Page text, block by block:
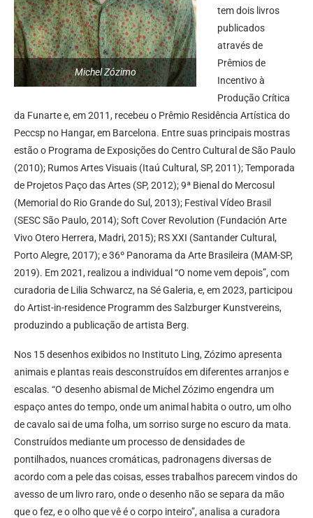
Michel Zózimo
tem dois livros
publicados
através de
Prêmios de
Incentivo à
Produção Crítica
da Funarte e, em 2011, recebeu o Prêmio Residência Artística do
Peccsp no Hangar, em Barcelona. Entre suas principais mostras
estão o Programa de Exposições do Centro Cultural de São Paulo
(2010); Rumos Artes Visuais (Itaú Cultural, SP, 2011); Temporada
de Projetos Paço das Artes (SP, 2012); 9ª Bienal do Mercosul
(Memorial do Rio Grande do Sul, 2013); Festival Vídeo Brasil
(SESC São Paulo, 2014); Soft Cover Revolution (Fundación Arte
Vivo Otero Herrera, Madri, 2015); RS XXI (Santander Cultural,
Porto Alegre, 2017); e 36º Panorama da Arte Brasileira (MAM-SP,
2019). Em 2021, realizou a individual “O nome vem depois”, com
curadoria de Lilia Schwarcz, na Sé Galeria, e, em 2023, participou
do Artist-in-residence Programm des Salzburger Kunstvereins,
produzindo a publicação de artista Berg.
Nos 15 desenhos exibidos no Instituto Ling, Zózimo apresenta
animais e plantas reais desconstruídos em diferentes arranjos e
escalas. “O desenho abismal de Michel Zózimo engendra um
espaço antes do tempo, onde um animal habita o outro, um olho
de cavalo sai de uma folha, um sorriso surge no escuro da mata.
Construídos mediante um processo de densidades de
pontilhados, nuances cromáticas, padronagens diversas de
acordo com a pele das coisas, esses trabalhos parecem vindos do
avesso de um livro raro, onde o desenho não se separa da mão
que o fez, e o olho que vê é o corpo inteiro”, analisa a curadora